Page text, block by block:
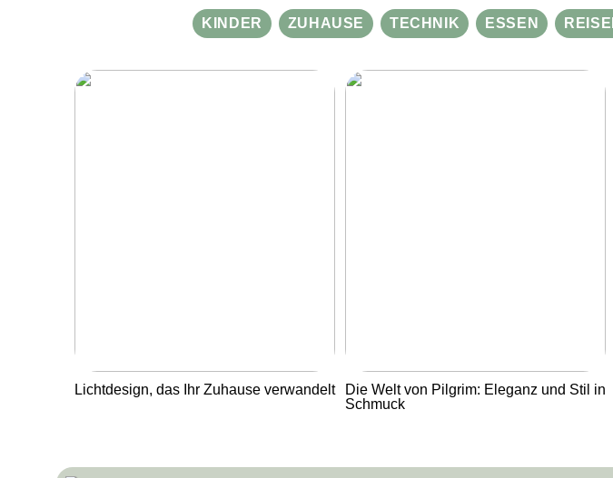
KINDER ZUHAUSE TECHNIK ESSEN
Lichtdesign, das Ihr Zuhause verwandelt
Die Welt von Pilgrim: Eleganz und Stil in
Schmuck